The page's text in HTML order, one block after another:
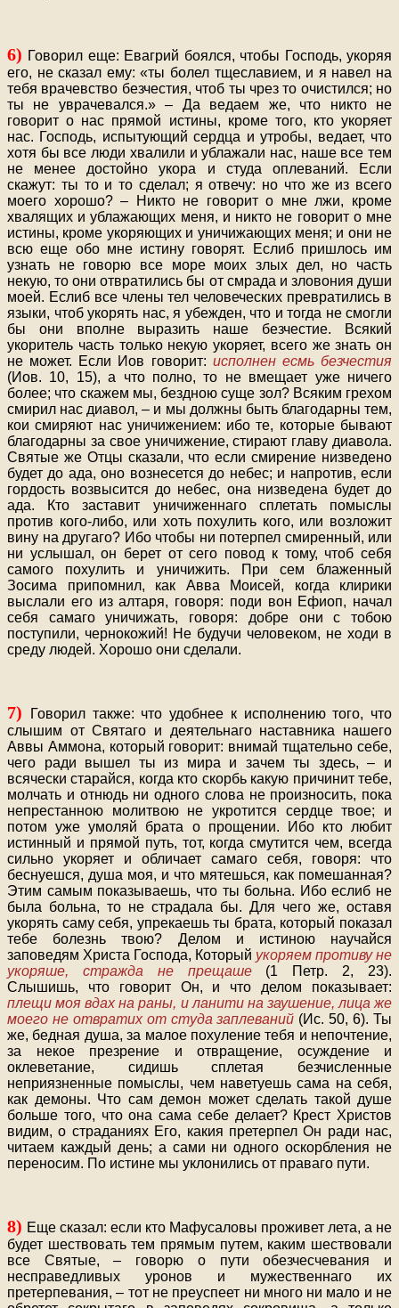
6) Говорил еще: Евагрий боялся, чтобы Господь, укоряя
его, не сказал ему: «ты болел тщеславием, и я навел на
тебя врачевство безчестия, чтоб ты чрез то очистился; но
ты не уврачевался.» – Да ведаем же, что никто не
говорит о нас прямой истины, кроме того, кто укоряет
нас. Господь, испытующий сердца и утробы, ведает, что
хотя бы все люди хвалили и ублажали нас, наше все тем
не менее достойно укора и студа оплеваний. Если
скажут: ты то и то сделал; я отвечу: но что же из всего
моего хорошо? – Никто не говорит о мне лжи, кроме
хвалящих и ублажающих меня, и никто не говорит о мне
истины, кроме укоряющих и уничижающих меня; и они не
всю еще обо мне истину говорят. Еслиб пришлось им
узнать не говорю все море моих злых дел, но часть
некую, то они отвратились бы от смрада и зловония души
моей. Еслиб все члены тел человеческих превратились в
языки, чтоб укорять нас, я убежден, что и тогда не смогли
бы они вполне выразить наше безчестие. Всякий
укоритель часть только некую укоряет, всего же знать он
не может. Если Иов говорит: исполнен есмь безчестия
(Иов. 10, 15), а что полно, то не вмещает уже ничего
более; что скажем мы, бездною суще зол? Всяким грехом
смирил нас диавол, – и мы должны быть благодарны тем,
кои смиряют нас уничижением: ибо те, которые бывают
благодарны за свое уничижение, стирают главу диавола.
Святые же Отцы сказали, что если смирение низведено
будет до ада, оно вознесется до небес; и напротив, если
гордость возвысится до небес, она низведена будет до
ада. Кто заставит уничиженнаго сплетать помыслы
против кого-либо, или хоть похулить кого, или возложит
вину на другаго? Ибо чтобы ни потерпел смиренный, или
ни услышал, он берет от сего повод к тому, чтоб себя
самого похулить и уничижить. При сем блаженный
Зосима припомнил, как Авва Моисей, когда клирики
выслали его из алтаря, говоря: поди вон Ефиоп, начал
себя самаго уничижать, говоря: добре они с тобою
поступили, чернокожий! Не будучи человеком, не ходи в
среду людей. Хорошо они сделали.
7)
Говорил также: что удобнее к исполнению того, что
слышим от Святаго и деятельнаго наставника нашего
Аввы Аммона, который говорит: внимай тщательно себе,
чего ради вышел ты из мира и зачем ты здесь, – и
всячески старайся, когда кто скорбь какую причинит тебе,
молчать и отнюдь ни одного слова не произносить, пока
непрестанною молитвою не укротится сердце твое; и
потом уже умоляй брата о прощении. Ибо кто любит
истинный и прямой путь, тот, когда смутится чем, всегда
сильно укоряет и обличает самаго себя, говоря: что
беснуешся, душа моя, и что мятешься, как помешанная?
Этим самым показываешь, что ты больна. Ибо еслиб не
была больна, то не страдала бы. Для чего же, оставя
укорять саму себя, упрекаешь ты брата, который показал
тебе болезнь твою? Делом и истиною научайся
заповедям Христа Господа, Который укоряем противу не
укоряше, стражда не прещаше(1 Петр. 2, 23).
Слышишь, что говорит Он, и что делом показывает:
плещи моя вдах на раны, и ланити на заушение, лица же
моего не отвратих от студа заплеваний (Ис. 50, 6). Ты
же, бедная душа, за малое похуление тебя и непочтение,
за некое презрение и отвращение, осуждение и
оклеветание, сидишь сплетая безчисленные
неприязненные помыслы, чем наветуешь сама на себя,
как демоны. Что сам демон может сделать такой душе
больше того, что она сама себе делает? Крест Христов
видим, о страданиях Его, какия претерпел Он ради нас,
читаем каждый день; а сами ни одного оскорбления не
переносим. По истине мы уклонились от праваго пути.
8) Еще сказал: если кто Мафусаловы проживет лета, а не
будет шествовать тем прямым путем, каким шествовали
все Святые, – говорю о пути обезчесчевания и
несправедливых уронов и мужественнаго их
претерпевания, – тот не преуспеет ни много ни мало и не